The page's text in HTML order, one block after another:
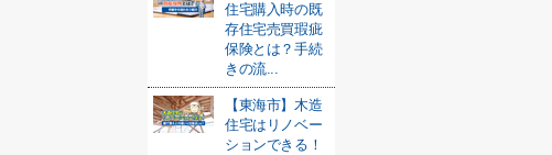
住宅購入時の既
存住宅売買瑕疵
保険とは？手続
きの流...
【東海市】木造
住宅はリノベー
ションできる！